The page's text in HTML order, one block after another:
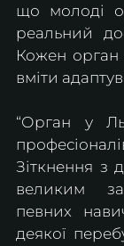
що молоді
реальний
Кожен орган
вміти
“Орган у
Зіткнення з
великим
певних
деякої